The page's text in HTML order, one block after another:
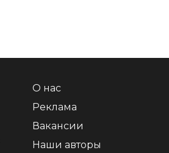
О нас
Реклама
Вакансии
Наши авторы